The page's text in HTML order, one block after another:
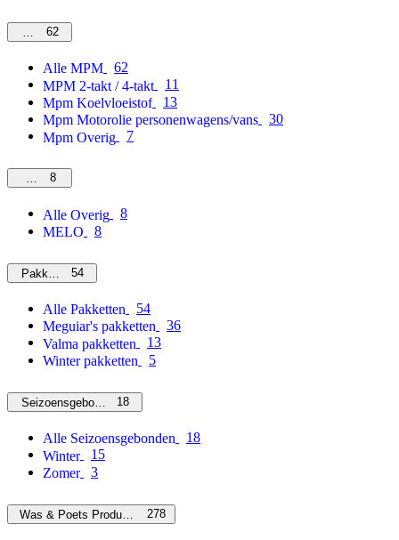
MPM62
Alle MPM
62
MPM 2-takt / 4-takt
11
Mpm Koelvloeistof
13
Mpm Motorolie personenwagens/vans
30
Mpm Overig
7
Overig
8
Alle Overig
8
MELO
8
Pakketten54
Alle Pakketten
54
Meguiar's pakketten
36
Valma pakketten
13
Winter pakketten
5
Seizoensgebonden18
Alle Seizoensgebonden
18
Winter
15
Zomer
3
Was & Poets Producten 278